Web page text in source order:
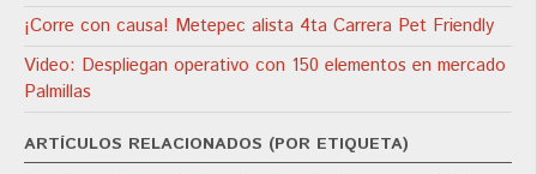
¡Corre con causa! Metepec alista 4ta Carrera Pet Friendly
Video: Despliegan operativo con 150 elementos en mercado
Palmillas
ARTÍCULOS RELACIONADOS (POR ETIQUETA)